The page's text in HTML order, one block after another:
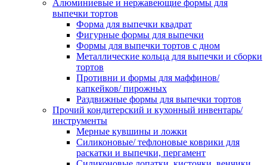
Алюминиевые и нержавеющие формы для
выпечки тортов
Форма для выпечки квадрат
Фигурные формы для выпечки
Формы для выпечки тортов с дном
Металлические кольца для выпечки и сборки
тортов
Противни и формы для маффинов/
капкейков/ пирожных
Раздвижные формы для выпечки тортов
Прочий кондитерский и кухонный инвентарь/
инструменты
Мерные кувшины и ложки
Силиконовые/ тефлоновые коврики для
раскатки и выпечки, пергамент